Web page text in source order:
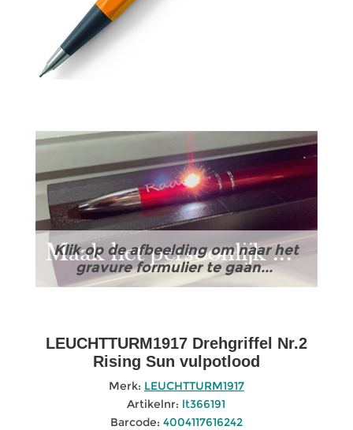
Klik op de afbeelding om naar het
gravure formulier te gaan...
LEUCHTTURM1917 Drehgriffel Nr.2
Rising Sun vulpotlood
Merk: LEUCHTTURM1917
Artikelnr: lt366191
Barcode: 4004117616242